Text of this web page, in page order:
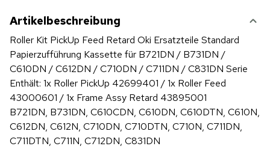
Artikelbeschreibung
Roller Kit PickUp Feed Retard Oki Ersatzteile Standard
Papierzufführung Kassette für B721DN / B731DN /
C610DN / C612DN / C710DN / C711DN / C831DN Serie
Enthält: 1x Roller PickUp 42699401 / 1x Roller Feed
43000601 / 1x Frame Assy Retard 43895001
B721DN, B731DN, C610CDN, C610DN, C610DTN, C610N,
C612DN, C612N, C710DN, C710DTN, C710N, C711DN,
C711DTN, C711N, C712DN, C831DN